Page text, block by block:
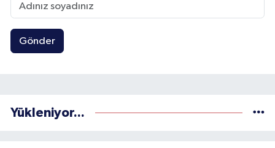
Gönder
Yükleniyor...